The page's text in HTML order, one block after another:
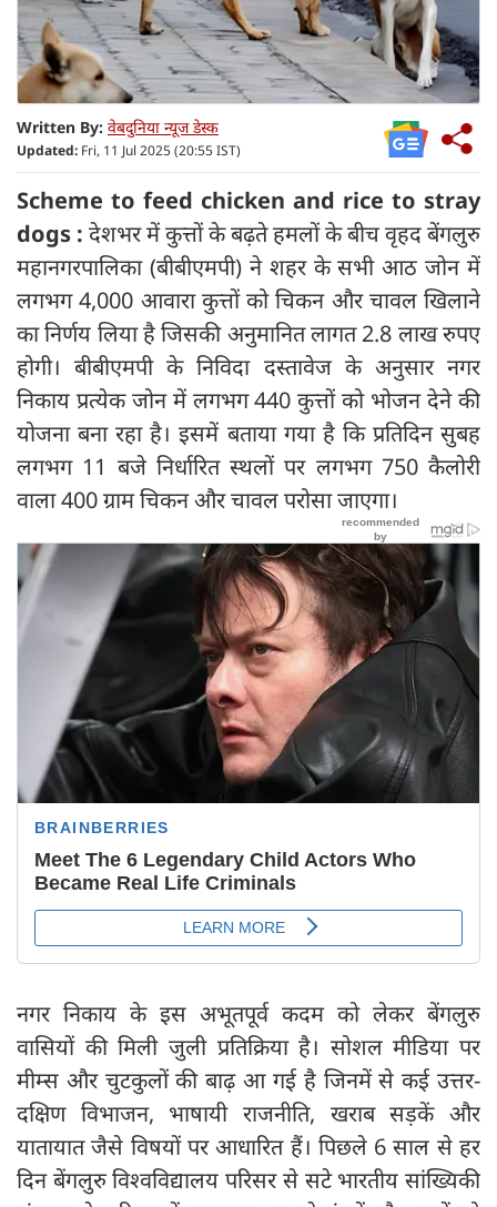
Written By: वेबदुनिया न्यूज डेस्क
Updated: Fri, 11 Jul 2025 (20:55 IST)
Scheme to feed chicken and rice to stray
dogs : देशभर में कुत्तों के बढ़ते हमलों के बीच वृहद बेंगलुरु
महानगरपालिका (बीबीएमपी) ने शहर के सभी आठ जोन में
लगभग 4,000 आवारा कुत्तों को चिकन और चावल खिलाने
का निर्णय लिया है जिसकी अनुमानित लागत 2.8 लाख रुपए
होगी। बीबीएमपी के निविदा दस्तावेज के अनुसार नगर
निकाय प्रत्येक जोन में लगभग 440 कुत्तों को भोजन देने की
योजना बना रहा है। इसमें बताया गया है कि प्रतिदिन सुबह
लगभग 11 बजे निर्धारित स्थलों पर लगभग 750 कैलोरी
वाला 400 ग्राम चिकन और चावल परोसा जाएगा।
नगर निकाय के इस अभूतपूर्व कदम को लेकर बेंगलुरु
वासियों की मिली जुली प्रतिक्रिया है। सोशल मीडिया पर
मीम्स और चुटकुलों की बाढ़ आ गई है जिनमें से कई उत्तर-
दक्षिण विभाजन, भाषायी राजनीति, खराब सड़कें और
यातायात जैसे विषयों पर आधारित हैं। पिछले 6 साल से हर
दिन बेंगलुरु विश्वविद्यालय परिसर से सटे भारतीय सांख्यिकी